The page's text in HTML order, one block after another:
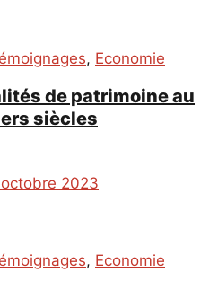
, Economie
de patrimoine au
siècles
2023
, Economie